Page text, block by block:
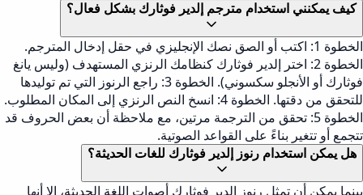
كيف يمكنني استخدام مترجم إلدير فوثارك بشكل فعال؟
الخطوة 1: اكتب أو الصق نصك الإنجليزي في حقل إدخال المترجم.
الخطوة 2: اختر إلدير فوثارك كنظامك الرنزي المستهدف (وليس يانغ
فوثارك أو الأنجلو سكسوني). الخطوة 3: راجع الرنوز التي تم توليدها
للتحقق من دقتها. الخطوة 4: انسخ النص الرنزي إلى المكان المطلوب.
الخطوة 5: تحقق من الترجمة مرتين، مع ملاحظة أن بعض الحروف قد
تتجمع أو تتغير بناءً على القواعد الصوتية.
هل يمكن استخدام رنوز إلدير فوثارك للغات الحديثة؟
بينما يمكن أن تمثل رنوز إلدير فوثارك أصوات اللغة الحديثة، إلا أنها